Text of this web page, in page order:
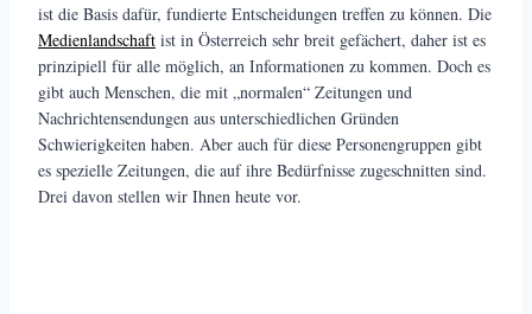
ist die Basis dafür, fundierte Entscheidungen treffen zu können. Die
Medienlandschaft ist in Österreich sehr breit gefächert, daher ist es
prinzipiell für alle möglich, an Informationen zu kommen. Doch es
gibt auch Menschen, die mit „normalen“ Zeitungen und
Nachrichtensendungen aus unterschiedlichen Gründen
Schwierigkeiten haben. Aber auch für diese Personengruppen gibt
es spezielle Zeitungen, die auf ihre Bedürfnisse zugeschnitten sind.
Drei davon stellen wir Ihnen heute vor.